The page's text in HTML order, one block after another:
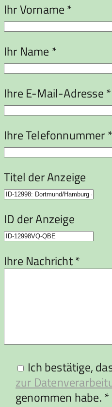
Ihr Vorname *
Ihr Name *
Ihre E-Mail-Adresse *
Ihre Telefonnummer *
Titel der Anzeige
ID der Anzeige
Ihre Nachricht *
Ich bestätige,
zur
genommen habe. *